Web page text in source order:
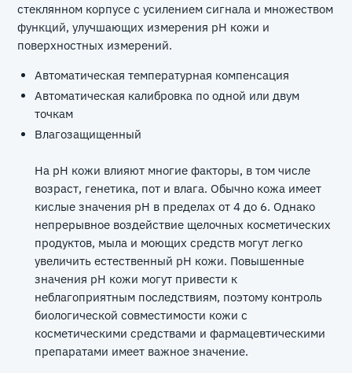
стеклянном корпусе с усилением сигнала и множеством
функций, улучшающих измерения рН кожи и
поверхностных измерений.
Автоматическая температурная компенсация
Автоматическая калибровка по одной или двум
точкам
Влагозащищенный
На рН кожи влияют многие факторы, в том числе
возраст, генетика, пот и влага. Обычно кожа имеет
кислые значения рН в пределах от 4 до 6. Однако
непрерывное воздействие щелочных косметических
продуктов, мыла и моющих средств могут легко
увеличить естественный рН кожи. Повышенные
значения рН кожи могут привести к
неблагоприятным последствиям, поэтому контроль
биологической совместимости кожи с
косметическими средствами и фармацевтическими
препаратами имеет важное значение.